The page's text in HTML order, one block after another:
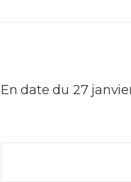
En date du 27